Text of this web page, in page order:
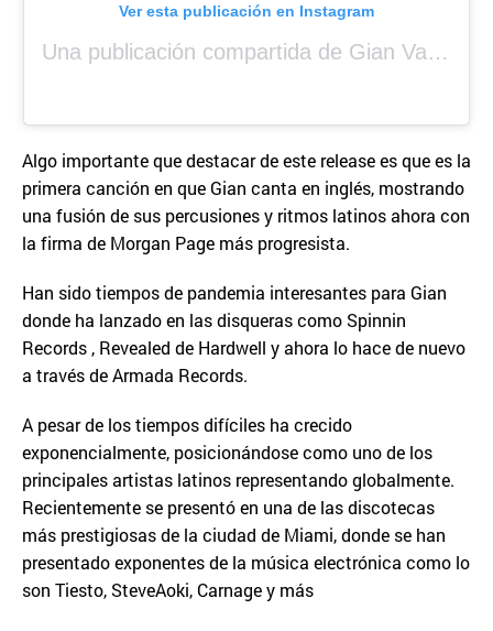
Ver esta publicación en Instagram
Una publicación compartida de Gian Varela (@gianvarela)
Algo importante que destacar de este release es que es la
primera canción en que Gian canta en inglés, mostrando
una fusión de sus percusiones y ritmos latinos ahora con
la firma de Morgan Page más progresista.
Han sido tiempos de pandemia interesantes para Gian
donde ha lanzado en las disqueras como Spinnin
Records , Revealed de Hardwell y ahora lo hace de nuevo
a través de Armada Records.
A pesar de los tiempos difíciles ha crecido
exponencialmente, posicionándose como uno de los
principales artistas latinos representando globalmente.
Recientemente se presentó en una de las discotecas
más prestigiosas de la ciudad de Miami, donde se han
presentado exponentes de la música electrónica como lo
son Tiesto, SteveAoki, Carnage y más